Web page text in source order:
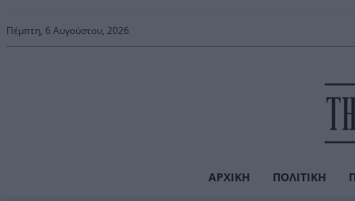
Πέμπτη, 6 Αυγούστου, 2026
ΑΡΧΙΚΉ ΠΟΛΙΤΙΚΉ